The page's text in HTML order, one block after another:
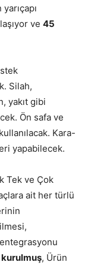
ve 45
Silah,
yakıt gibi
Ön safa ve
Kara-
yapabilecek.
Tek ve Çok
ait her türlü
kurulmuş, Ürün